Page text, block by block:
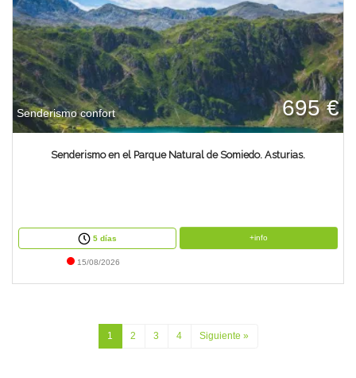
Senderismo confort 695 €
Senderismo en el Parque Natural de Somiedo. Asturias.
5 días +info
15/08/2026
1 2 3 4 Siguiente »